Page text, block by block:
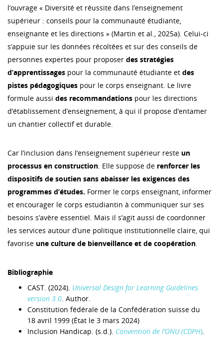
l’ouvrage « Diversité et réussite dans l’enseignement
supérieur : conseils pour la communauté étudiante,
enseignante et les directions » (Martin et al., 2025a). Celui-ci
s’appuie sur les données récoltées et sur des conseils de
personnes expertes pour proposer des stratégies
d’apprentissages pour la communauté étudiante et des
pistes pédagogiques pour le corps enseignant. Le livre
formule aussi des recommandations pour les directions
d’établissement d’enseignement, à qui il propose d’entamer
un chantier collectif et durable.
Car l’inclusion dans l’enseignement supérieur reste un
processus en construction. Elle suppose de renforcer les
dispositifs de soutien sans abaisser les exigences des
programmes d’études. Former le corps enseignant, informer
et encourager le corps estudiantin à communiquer sur ses
besoins s’avère essentiel. Mais il s’agit aussi de coordonner
les services autour d’une politique institutionnelle claire, qui
favorise une culture de bienveillance et de coopération.
Bibliographie
CAST. (2024). Universal Design for Learning Guidelines
version 3.0. Author.
Constitution fédérale de la Confédération suisse du
18 avril 1999 (État le 3 mars 2024)
Inclusion Handicap. (s.d.). Convention de l’ONU (CDPH).